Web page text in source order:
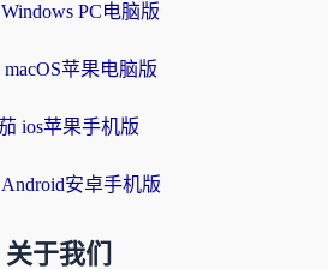
PC电脑版
苹果电脑版
ios苹果手机版
安卓手机版
关于我们